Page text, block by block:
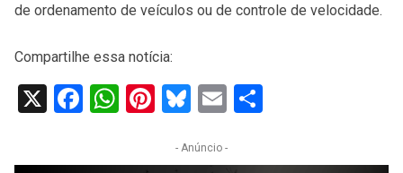
de ordenamento de veículos ou de controle de velocidade.
Compartilhe essa notícia:
X Facebook
WhatsApp
Pinterest
Bluesky
Email
- Anúncio -